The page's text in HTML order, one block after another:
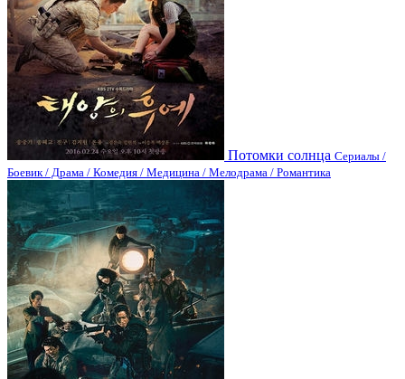
Потомки солнца Сериалы /
Боевик / Драма / Комедия / Медицина / Мелодрама / Романтика